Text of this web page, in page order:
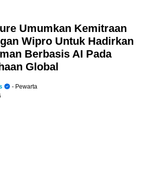
Umumkan Kemitraan
Wipro Untuk Hadirkan
Berbasis AI Pada
Global
- Pewarta